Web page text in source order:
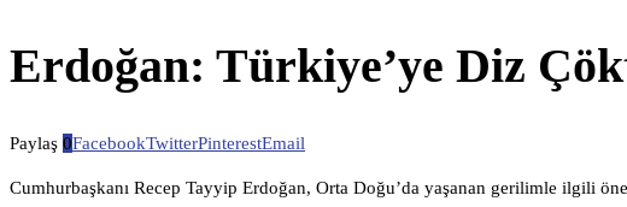
Erdoğan: Türkiye’ye Diz
Paylaş 0FacebookTwitterPinterestEmail
Cumhurbaşkanı Recep Tayyip Erdoğan, Orta Doğu’da yaşanan gerilimle ilgili